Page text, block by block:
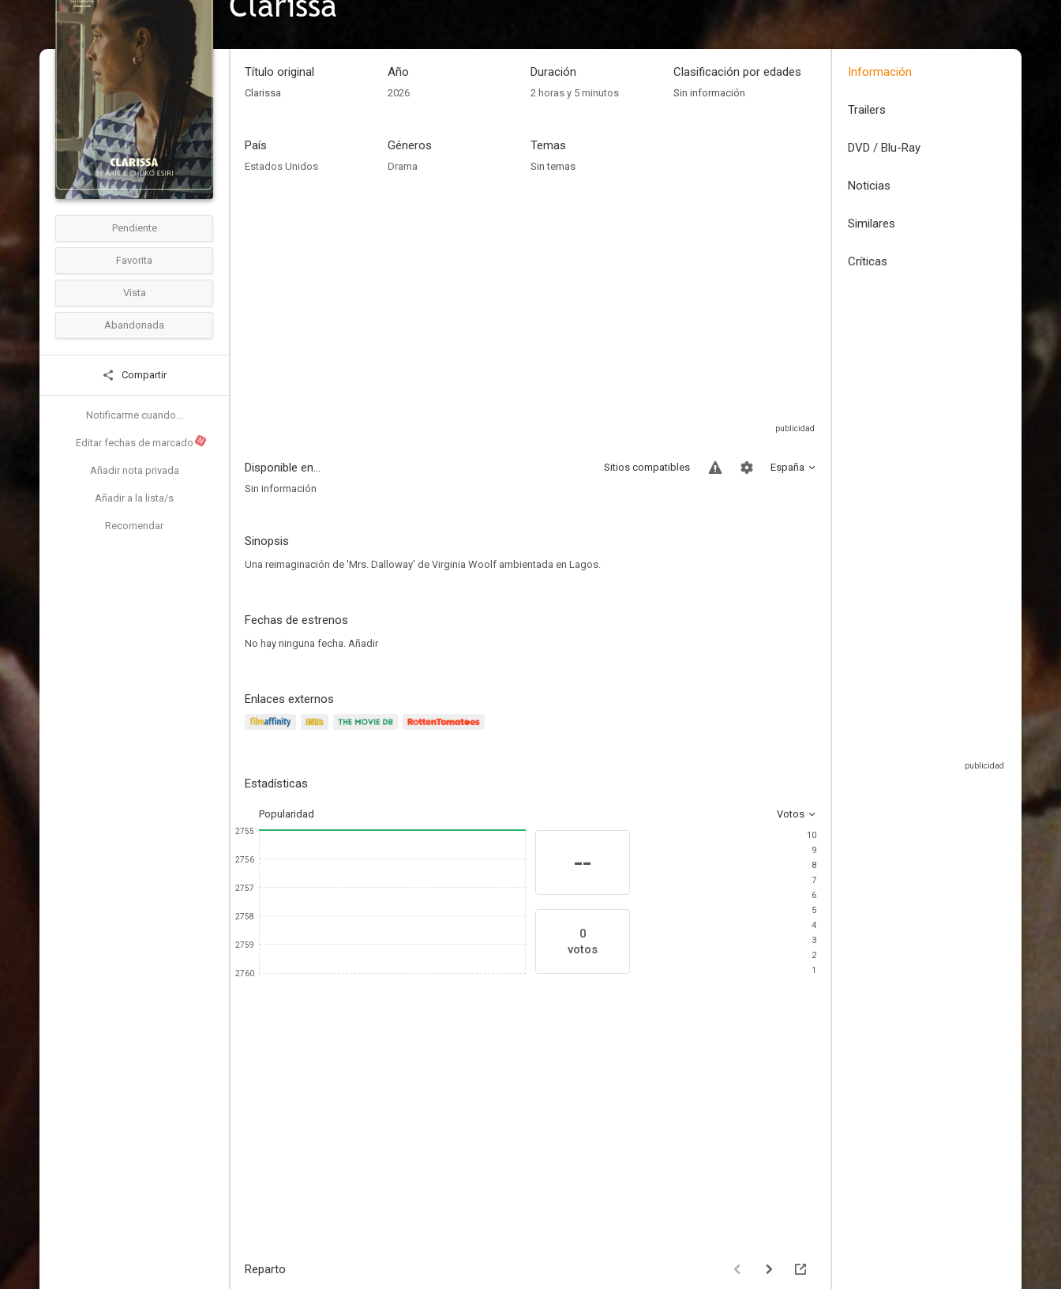
Pendiente
Favorita
Vista
Abandonada
Compartir
Notificarme cuando...
Editar fechas de marcado N
Añadir nota privada
Añadir a la lista/s
Recomendar
Título original
Clarissa
Año
2026
Duración
2 horas y 5 minutos
Clasificación por edades
Sin información
País
Estados Unidos
Géneros
Drama
Temas
Sin temas
Disponible en... España
Sitios compatibles
Sin información
Sinopsis
Una reimaginación de 'Mrs. Dalloway' de Virginia Woolf ambientada en Lagos.
Fechas de estrenos
No hay ninguna fecha. Añadir
Enlaces externos
Estadísticas
Popularidad Votos
2755
2756
2757
2758
2759
2760
--
0
votos
10
9
8
7
6
5
4
3
2
1
Reparto
Información
Trailers
DVD / Blu-Ray
Noticias
Similares
Críticas